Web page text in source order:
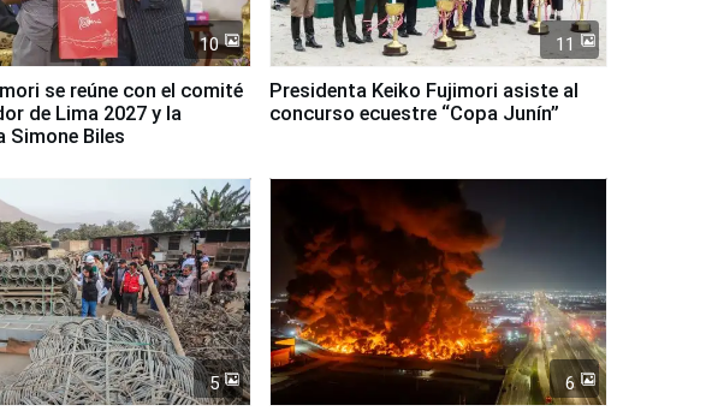
10
se reúne con el comité
de Lima 2027 y la
Simone Biles
11
Presidenta Keiko Fujimori asiste al
concurso ecuestre “Copa Junín”
5 6